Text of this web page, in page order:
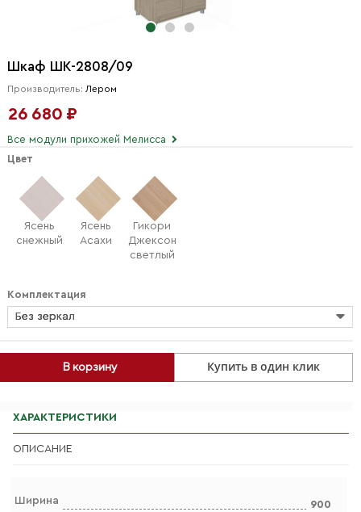
Шкаф ШК-2808/09
Производитель: Лером
26 680 ₽
В корзину Купить в один клик
Цвет
Ясень
снежный
Ясень
Асахи
Гикори
Джексон
светлый
Комплектация
Без зеркал
Все модули прихожей Мелисса
ХАРАКТЕРИСТИКИ
ОПИСАНИЕ
Ширина
900